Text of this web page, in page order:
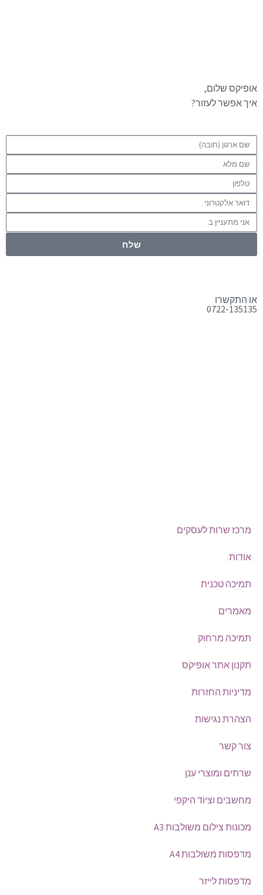
אופיקס שלום,
איך אפשר לעזור?
שלח
או התקשרו
0722-135135
מרכז שרות לעסקים
אודות
תמיכה טכנית
מאמרים
תמיכה מרחוק
תקנון אתר אופיקס
מדיניות החזרות
הצהרת נגישות
צור קשר
שרתים ומוצרי ענן
מחשבים וציוד היקפי
מכונות צילום משולבות A3
מדפסות משולבות A4
מדפסות לייזר